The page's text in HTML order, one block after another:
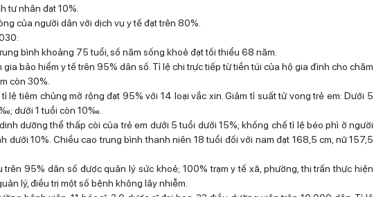
tư nhân đạt 10%.
của người dân với dịch vụ y tế đạt trên 80%.
bình khoảng 75 tuổi, số năm sống khoẻ đạt tối thiểu 68 năm.
gia bảo hiểm y tế trên 95% dân số. Tỉ lệ chi trực tiếp từ tiền túi của hộ gia đình cho chăm
còn 30%.
lệ tiêm chủng mở rộng đạt 95% với 14 loại vắc xin. Giảm tỉ suất tử vong trẻ em: Dưới 5
dưới 1 tuổi còn 10‰.
dưỡng thể thấp còi của trẻ em dưới 5 tuổi dưới 15%; khống chế tỉ lệ béo phì ở người
dưới 10%. Chiều cao trung bình thanh niên 18 tuổi đối với nam đạt 168,5 cm, nữ 157,5
trên 95% dân số được quản lý sức khoẻ; 100% trạm y tế xã, phường, thị trấn thực hiện
lý, điều trị một số bệnh không lây nhiễm.